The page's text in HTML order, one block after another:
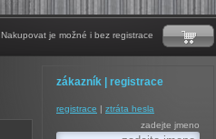
Nakupovat je možné i bez registrace
zákazník | registrace
registrace
ztráta hesla
zadejte jmeno